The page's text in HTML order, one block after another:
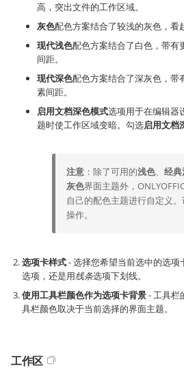
高，突出文件的工作区域。
灰色配色方案结合了较浅的灰色，看
现代浅色配色方案结合了白色，带有
间距。
现代深色配色方案结合了深灰色，带
素间距。
启用文档深色模式选项用于在编辑器
题时使工作区域变暗。勾选启用文档
注意 ：除了可用的浅色、 经
灰色界面主题外，
自己的配色主题进行自定义。
操作。
选项卡样式- 选择您希望当前选中的选
选项，还是用线条选项下划线。
使用工具栏颜色作为选项卡背景- 工具栏
具栏颜色取决于当前选择的界面主题。
工作区